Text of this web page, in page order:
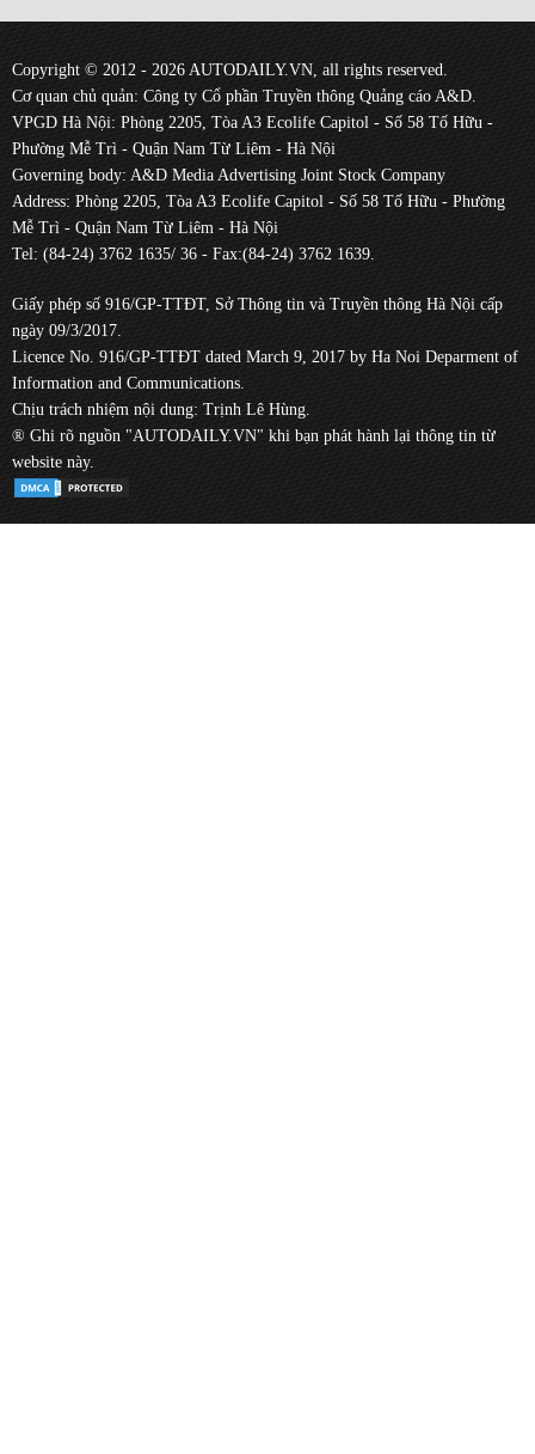
Copyright © 2012 - 2026 AUTODAILY.VN, all rights reserved.
Cơ quan chủ quản: Công ty Cổ phần Truyền thông Quảng cáo A&D.
VPGD Hà Nội: Phòng 2205, Tòa A3 Ecolife Capitol - Số 58 Tố Hữu -
Phường Mễ Trì - Quận Nam Từ Liêm - Hà Nội
Governing body: A&D Media Advertising Joint Stock Company
Address: Phòng 2205, Tòa A3 Ecolife Capitol - Số 58 Tố Hữu - Phường
Mễ Trì - Quận Nam Từ Liêm - Hà Nội
Tel: (84-24) 3762 1635/ 36 - Fax:(84-24) 3762 1639.
Giấy phép số 916/GP-TTĐT, Sở Thông tin và Truyền thông Hà Nội cấp
ngày 09/3/2017.
Licence No. 916/GP-TTĐT dated March 9, 2017 by Ha Noi Deparment of
Information and Communications.
Chịu trách nhiệm nội dung: Trịnh Lê Hùng.
® Ghi rõ nguồn "AUTODAILY.VN" khi bạn phát hành lại thông tin từ
website này.